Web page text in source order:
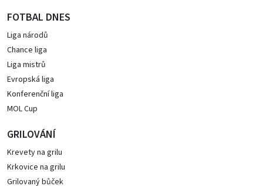
FOTBAL DNES
Liga národů
Chance liga
Liga mistrů
Evropská liga
Konferenční liga
MOL Cup
GRILOVÁNÍ
Krevety na grilu
Krkovice na grilu
Grilovaný bůček